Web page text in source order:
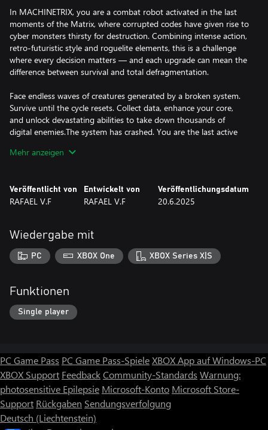
In MACHINETRIX, you are a combat robot activated in the last
moments of the Matrix, where corrupted codes have given rise to
cyber monsters thirsty for destruction. Combining intense action,
retro-futuristic style and roguelite elements, this is a challenge
where every decision matters — and each upgrade can mean the
difference between survival and total defragmentation.
Face endless waves of creatures generated by a broken system.
Survive until the cycle resets. Collect data, enhance your core,
and unlock devastating abilities to take down thousands of
digital enemies.The system has crashed. You are the last active
everything out?
Mehr anzeigen
Veröffentlicht von
RAFAEL V.F
Entwickelt von
RAFAEL V.F
Veröffentlichungsdatum
20.6.2025
Wiedergabe mit
PC XBOX One XBOX Series X|S
Funktionen
Single player
PC Game Pass PC Game Pass-SpieleXBOX App auf Windows-PC
XBOX Support FeedbackCommunity-Standards Warnung:
photosensitive Epilepsie Microsoft-Konto Microsoft Store-
Support Rückgaben Sendungsverfolgung
Deutsch (Liechtenstein)